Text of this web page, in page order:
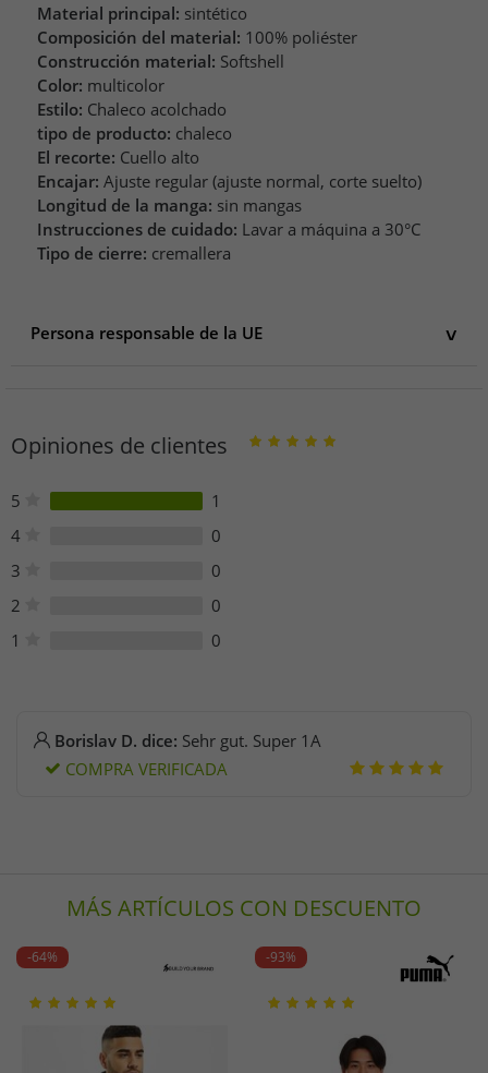
Material principal: sintético
Composición del material: 100% poliéster
Construcción material: Softshell
Color: multicolor
Estilo: Chaleco acolchado
tipo de producto: chaleco
El recorte: Cuello alto
Encajar: Ajuste regular (ajuste normal, corte suelto)
Longitud de la manga: sin mangas
Instrucciones de cuidado: Lavar a máquina a 30°C
Tipo de cierre: cremallera
Persona responsable de la UE
7100 Vejle
info@dkcompany.com
Opiniones de clientes
5
1
4
0
3
0
2
0
1
0
Borislav D. dice: Sehr gut. Super 1A
COMPRA VERIFICADA
MÁS ARTÍCULOS CON DESCUENTO
-64% -93%